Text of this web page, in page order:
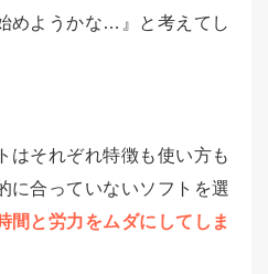
めようかな…』と考えてし
はそれぞれ特徴も使い方も
に合っていないソフトを選
間と労力をムダにしてしま